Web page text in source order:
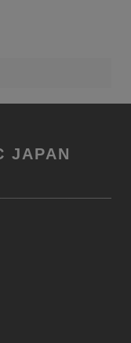
JAPAN